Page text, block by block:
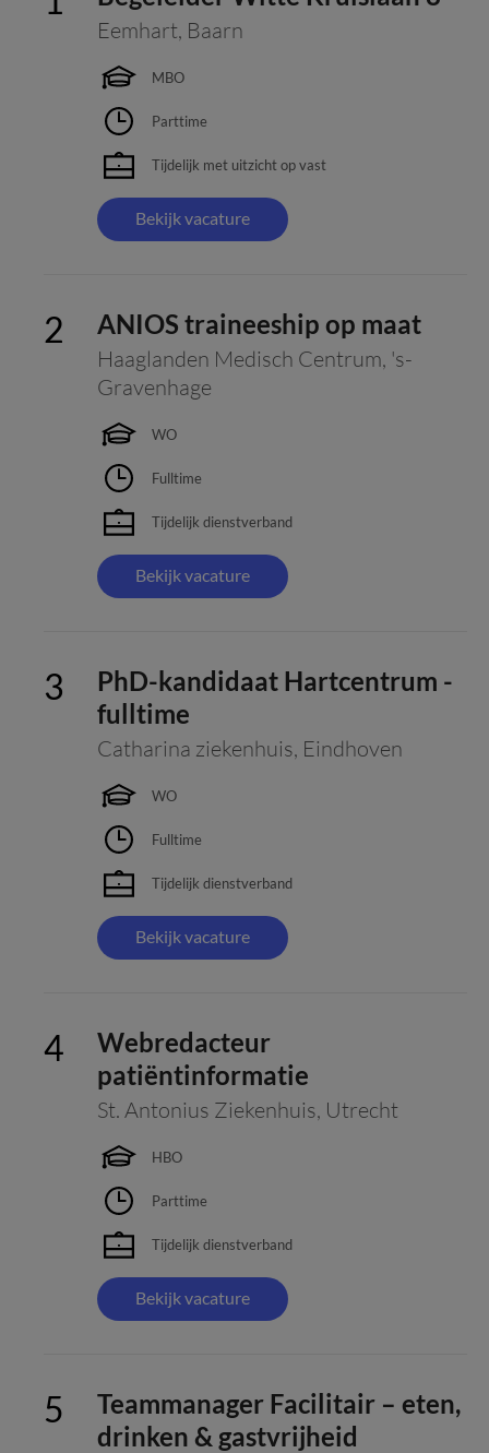
Eemhart, Baarn
MBO
Parttime
Tijdelijk met uitzicht op vast
Bekijk vacature
ANIOS traineeship op maat
Haaglanden Medisch Centrum, 's-
Gravenhage
WO
Fulltime
Tijdelijk dienstverband
Bekijk vacature
PhD-kandidaat Hartcentrum -
fulltime
Catharina ziekenhuis, Eindhoven
WO
Fulltime
Tijdelijk dienstverband
Bekijk vacature
Webredacteur
patiëntinformatie
St. Antonius Ziekenhuis, Utrecht
HBO
Parttime
Tijdelijk dienstverband
Bekijk vacature
Teammanager Facilitair – eten,
drinken & gastvrijheid